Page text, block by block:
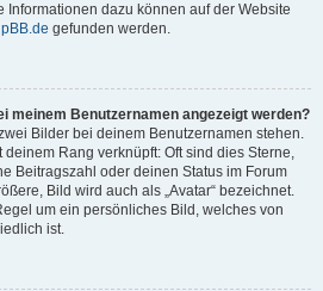
Informationen dazu können auf der Website
gefunden werden.
meinem Benutzernamen angezeigt werden?
Bilder bei deinem Benutzernamen stehen.
deinem Rang verknüpft: Oft sind dies Sterne,
Beitragszahl oder deinen Status im Forum
Bild wird auch als „Avatar“ bezeichnet.
um ein persönliches Bild, welches von
ist.